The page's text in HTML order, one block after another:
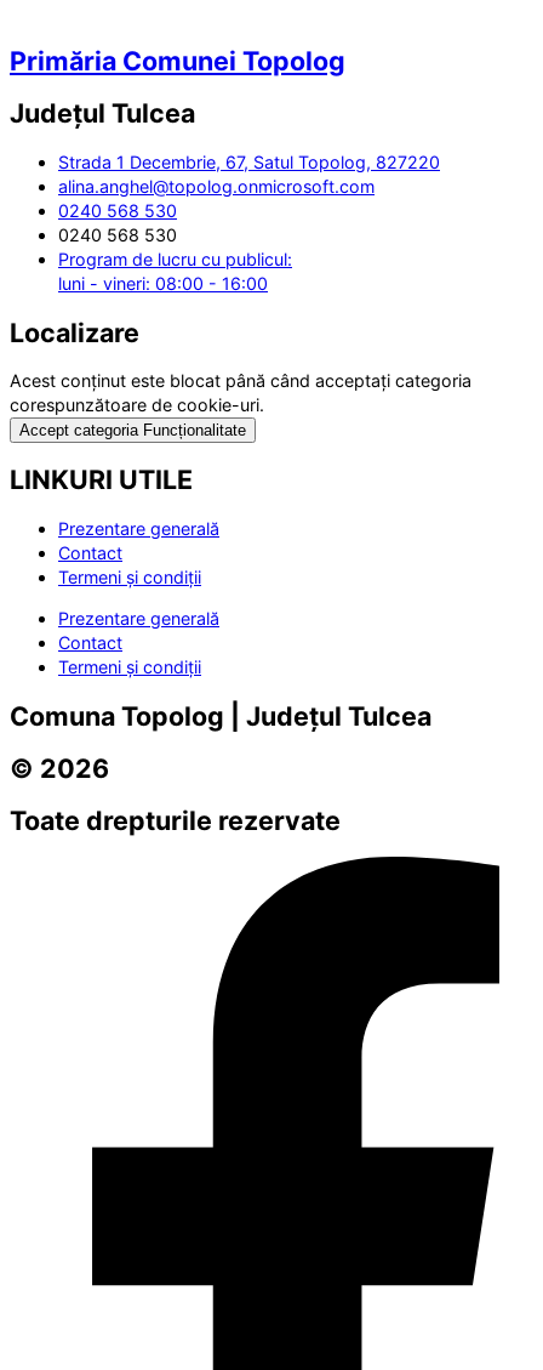
Primăria Comunei Topolog
Județul Tulcea
Strada 1 Decembrie, 67, Satul Topolog, 827220
alina.anghel@topolog.onmicrosoft.com
0240 568 530
0240 568 530
Program de lucru cu publicul:
luni - vineri: 08:00 - 16:00
Localizare
Acest conținut este blocat până când acceptați categoria
corespunzătoare de cookie-uri.
Accept categoria Funcționalitate
LINKURI UTILE
Prezentare generală
Contact
Termeni și condiții
Prezentare generală
Contact
Termeni și condiții
Comuna Topolog | Județul Tulcea
© 2026
Toate drepturile rezervate